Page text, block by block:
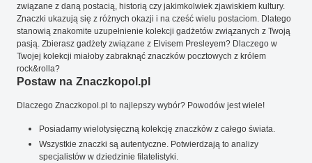
związane z daną postacią, historią czy jakimkolwiek zjawiskiem kultury.
Znaczki ukazują się z różnych okazji i na cześć wielu postaciom. Dlatego
stanowią znakomite uzupełnienie kolekcji gadżetów związanych z Twoją
pasją. Zbierasz gadżety związane z Elvisem Presleyem? Dlaczego w
Twojej kolekcji miałoby zabraknąć znaczków pocztowych z królem
rock&rolla?
Postaw na Znaczkopol.pl
Dlaczego Znaczkopol.pl to najlepszy wybór? Powodów jest wiele!
Posiadamy wielotysięczną kolekcję znaczków z całego świata.
Wszystkie znaczki są autentyczne. Potwierdzają to analizy
specjalistów w dziedzinie filatelistyki.